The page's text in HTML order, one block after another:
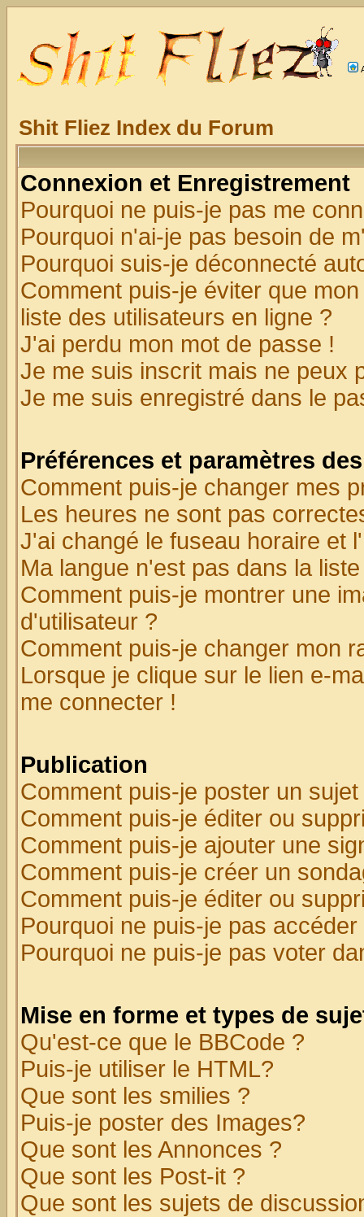
Shit Fliez Index du Forum
Connexion et Enregistrement
Pourquoi ne puis-je pas me
Pourquoi n'ai-je pas besoin de
Pourquoi suis-je déconnecté
Comment puis-je éviter que
liste des utilisateurs en ligne ?
J'ai perdu mon mot de passe !
Je me suis inscrit mais ne peux
Je me suis enregistré dans le
Préférences et paramètres
Comment puis-je changer mes
Les heures ne sont pas
J'ai changé le fuseau horaire et
Ma langue n'est pas dans la
Comment puis-je montrer une
d'utilisateur ?
Comment puis-je changer mon
Lorsque je clique sur le lien e-
me connecter !
Publication
Comment puis-je poster un
Comment puis-je éditer ou
Comment puis-je ajouter une
Comment puis-je créer un
Comment puis-je éditer ou
Pourquoi ne puis-je pas
Pourquoi ne puis-je pas voter
Mise en forme et types de
Qu'est-ce que le BBCode ?
Puis-je utiliser le HTML?
Que sont les smilies ?
Puis-je poster des Images?
Que sont les Annonces ?
Que sont les Post-it ?
Que sont les sujets de